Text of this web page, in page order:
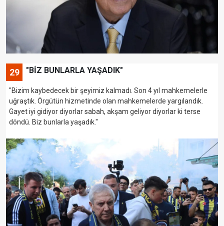
29 "BİZ BUNLARLA YAŞADIK"
"Bizim kaybedecek bir şeyimiz kalmadı. Son 4 yıl mahkemelerle
uğraştık. Örgütün hizmetinde olan mahkemelerde yargılandık.
Gayet iyi gidiyor diyorlar sabah, akşam geliyor diyorlar ki terse
döndü. Biz bunlarla yaşadık."